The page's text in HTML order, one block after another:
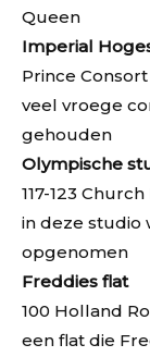
Queen
Imperial
Prince
veel vroege
gehouden
Olympische
117-123
in deze studio
opgenomen
Freddies flat
100 Holland
een flat die